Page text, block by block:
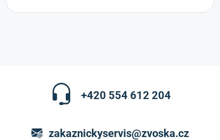
+420 554 612 204
zakaznickyservis@zvoska.cz